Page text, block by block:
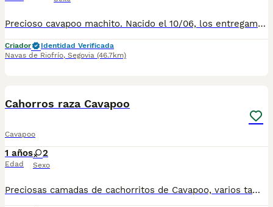
Precioso cavapoo machito. Nacido el 10/06, los entregamos con dos meses, cartilla, dos vacunas y dos deparasitaciones. Contrato de garantía y congénita.
Criador
Identidad Verificada
Navas de Riofrío, Segovia (46.7km)
Cahorros raza Cavapoo
Cavapoo
1 años
Edad
2
Sexo
Preciosas camadas de cachorritos de Cavapoo, varios tamaños y colores. Disponibles tanto machos como hembras. Especializados en perros de raza pequeña de cría nacional (no de países del este), de cría familiar y buenas prácticas. Los perritos se entregan con unos dos meses de edad y sus vacunas correspondientes, desparasitados y certificado de salud. Se entregan en toda España con transporte de alta calidad preparado para animales, van en vehículo climatizado con chófer particular a cargo del comprado. Los precios varían en función de la morfología, el tamaño, el color y las características de cada cachorro. Si tienes dudas o consultas sobre la raza, podemos resolver tus dudas por teléfono o whatsapp: : 641 92 23 90 Precios a partir de 1000€